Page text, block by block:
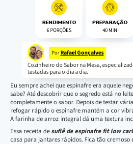
RENDIMENTO
6 PORÇÕES
PREPARAÇÃO
40 MIN
Por Rafael Gonçalves
Cozinheiro do Sabor na Mesa,
testadas para o dia a dia.
Eu sempre achei que espinafre era aquele
sabe? Até descobrir que o segredo está no
completamente o sabor. Depois de testar
refogar rápido o espinafre mantém a cor
A farinha de arroz integral dá uma textura
Essa receita desuflê de espinafre fit low
casa para jantares rápidos. Fica tão cremoso